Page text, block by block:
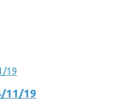
11/19